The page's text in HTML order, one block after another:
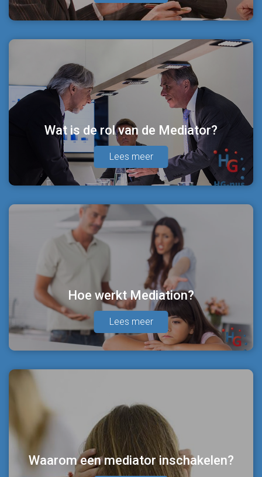
Wat is de rol van de Mediator?
Lees meer
Hoe werkt Mediation?
Lees meer
Waarom een mediator inschakelen?